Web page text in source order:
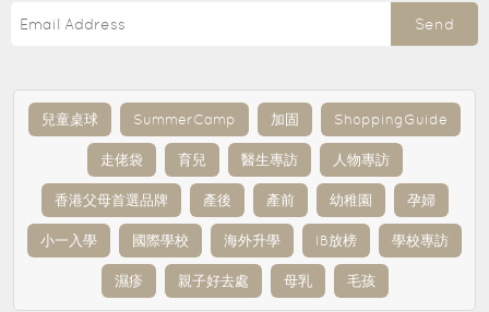
Send
兒童桌球 SummerCamp 加固 ShoppingGuide
走佬袋 育兒 醫生專訪 人物專訪
香港父母首選品牌 產後 產前 幼稚園 孕婦
小一入學 國際學校 海外升學 IB放榜 學校專訪
濕疹 親子好去處 母乳 毛孩